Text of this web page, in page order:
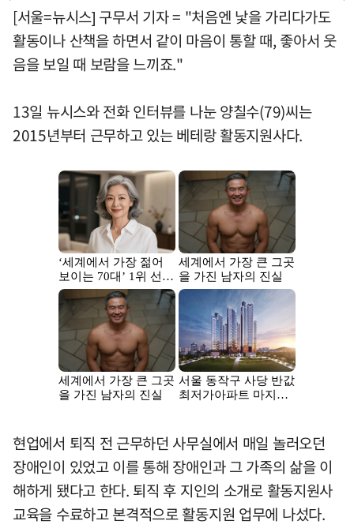
[서울=뉴시스] 구무서 기자 = "처음엔 낯을 가리다가도
활동이나 산책을 하면서 같이 마음이 통할 때, 좋아서 웃
음을 보일 때 보람을 느끼죠."
13일 뉴시스와 전화 인터뷰를 나눈 양칠수(79)씨는
2015년부터 근무하고 있는 베테랑 활동지원사다.
현업에서 퇴직 전 근무하던 사무실에서 매일 놀러오던
장애인이 있었고 이를 통해 장애인과 그 가족의 삶을 이
해하게 됐다고 한다. 퇴직 후 지인의 소개로 활동지원사
교육을 수료하고 본격적으로 활동지원 업무에 나섰다.